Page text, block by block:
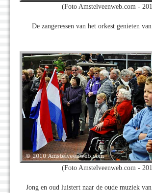
(Foto Amstelveenweb.com -
De zangeressen van het orkest genieten
(Foto Amstelveenweb.com -
Jong en oud luistert naar de oude muziek